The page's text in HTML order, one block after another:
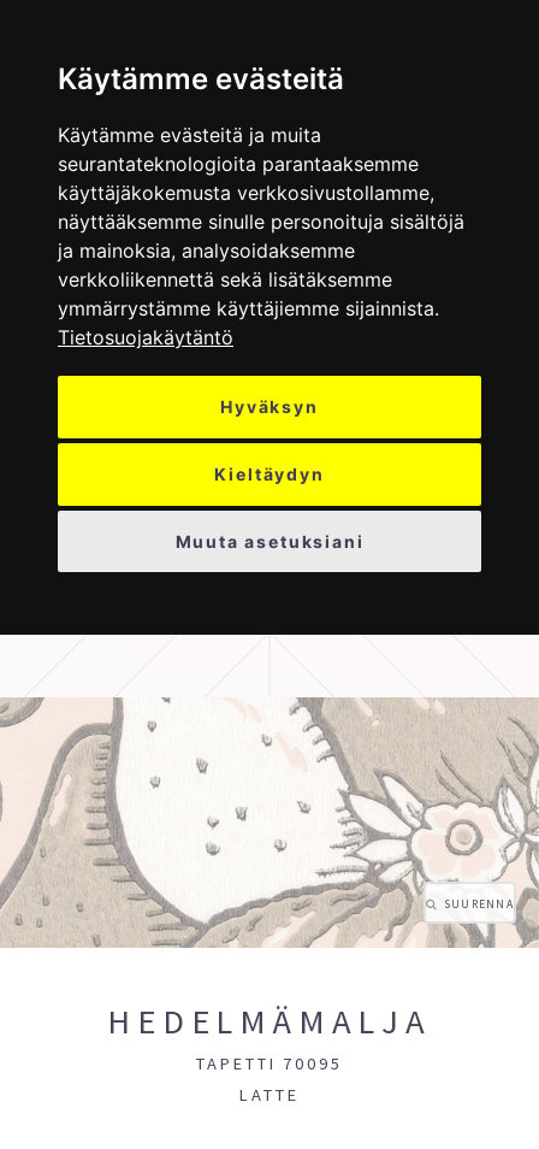
Käytämme evästeitä
Käytämme evästeitä ja muita
seurantateknologioita parantaaksemme
käyttäjäkokemusta verkkosivustollamme,
näyttääksemme sinulle personoituja sisältöjä
ja mainoksia, analysoidaksemme
verkkoliikennettä sekä lisätäksemme
ymmärrystämme käyttäjiemme sijainnista.
Tietosuojakäytäntö
Hyväksyn
Kieltäydyn
Muuta asetuksiani
SUURENNA
HEDELMÄMALJA
TAPETTI 70095
LATTE